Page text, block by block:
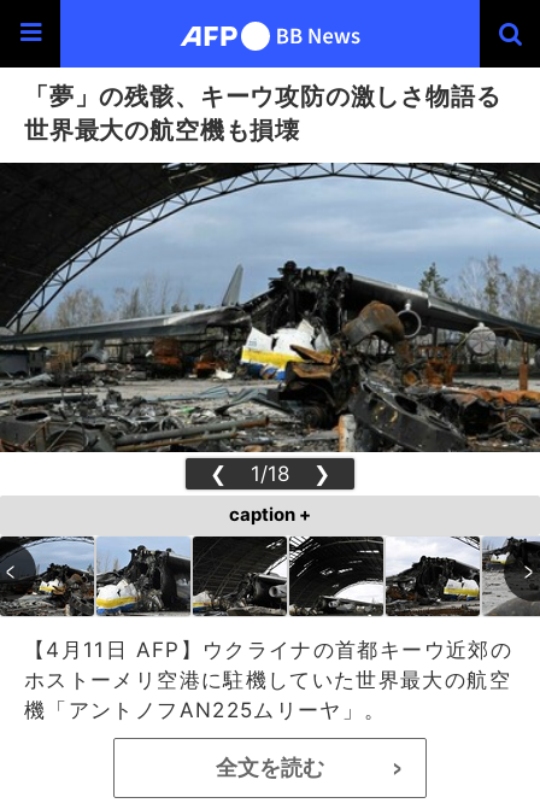
「夢」の残骸、キーウ攻防の激しさ物語る
世界最大の航空機も損壊
❮ 1/18 ❯
caption +
【4月11日 AFP】ウクライナの首都キーウ近郊の
ホストーメリ空港に駐機していた世界最大の航空
機「アントノフAN225ムリーヤ」。
全文を読む >